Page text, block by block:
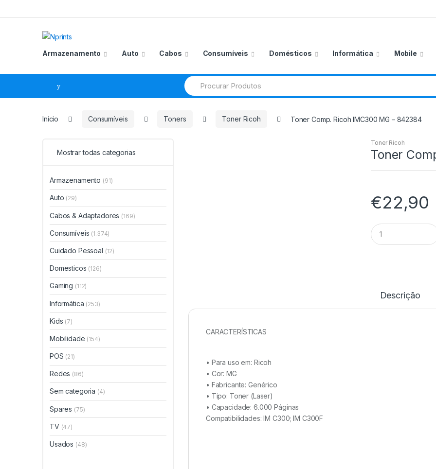
para
para
Armazenamento Auto Cabos Consumíveis Domésticos Informática Mobile
Procurar
por:
Início Consumíveis Toners Toner Ricoh Toner Comp. Ricoh IMC300 MG – 842384
Toner Ricoh
Toner
€22,90
Toner
Comp.
Ricoh
Descrição
CARACTERÍSTICAS
• Para uso em: Ricoh
• Cor:MG
• Fabricante:Genérico
• Tipo: Toner (Laser)
• Capacidade:6.000 Páginas
Compatibilidades: IM C300; IM C300F
Mostrar todas categorias
Armazenamento (91)
Auto (29)
Cabos & Adaptadores (169)
Consumíveis (1.374)
Cuidado Pessoal (12)
Domesticos (126)
Gaming (112)
Informática (253)
Kids (7)
Mobilidade (154)
POS (21)
Redes (86)
Sem categoria (4)
Spares (75)
TV (47)
Usados (48)